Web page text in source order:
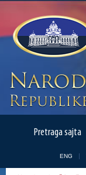
Pretraga sajta
ENG